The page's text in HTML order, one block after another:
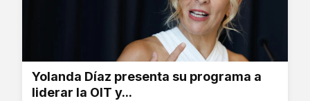
Yolanda Díaz presenta su programa a
liderar la OIT y...